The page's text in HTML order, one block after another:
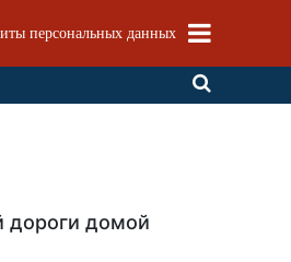
персональных данных
дороги домой